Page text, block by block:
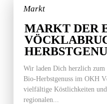
Markt
MARKT DER
Wir laden Dich herzlich
Bio-Herbstgenuss im OKH
vielfältige Köstlichkeiten und
regionalen...